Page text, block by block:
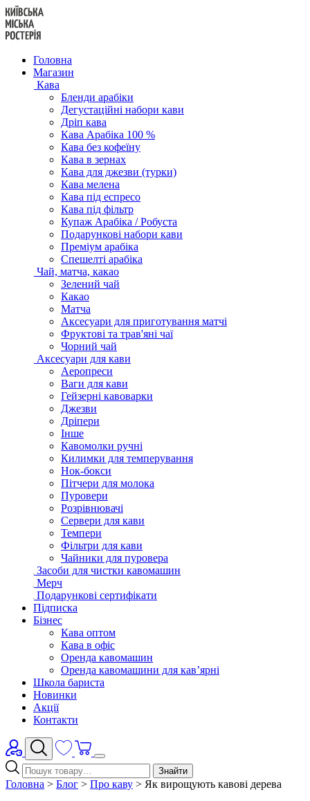
Перейти
до
вмісту
Головна
Магазин
Кава
Бленди арабіки
Дегустаційні набори кави
Дріп кава
Кава Арабіка 100 %
Кава без кофеїну
Кава в зернах
Кава для джезви (турки)
Кава мелена
Кава під еспресо
Кава під фільтр
Купаж Арабіка / Робуста
Подарункові набори кави
Преміум арабіка
Спешелті арабіка
Чай, матча, какао
Зелений чай
Какао
Матча
Аксесуари для приготування матчі
Фруктові та трав'яні чаї
Чорний чай
Аксесуари для кави
Аеропреси
Ваги для кави
Гейзерні кавоварки
Джезви
Дріпери
Інше
Кавомолки ручні
Килимки для темперування
Нок-бокси
Пітчери для молока
Пуровери
Розрівнювачі
Сервери для кави
Темпери
Фільтри для кави
Чайники для пуровера
Засоби для чистки кавомашин
Мерч
Подарункові сертифікати
Підписка
Бізнес
Кава оптом
Кава в офіс
Оренда кавомашин
Оренда кавомашини для кав’ярні
Школа бариста
Новинки
Акції
Контакти
Знайти
Головна > Блог > Про каву > Як вирощують кавові дерева